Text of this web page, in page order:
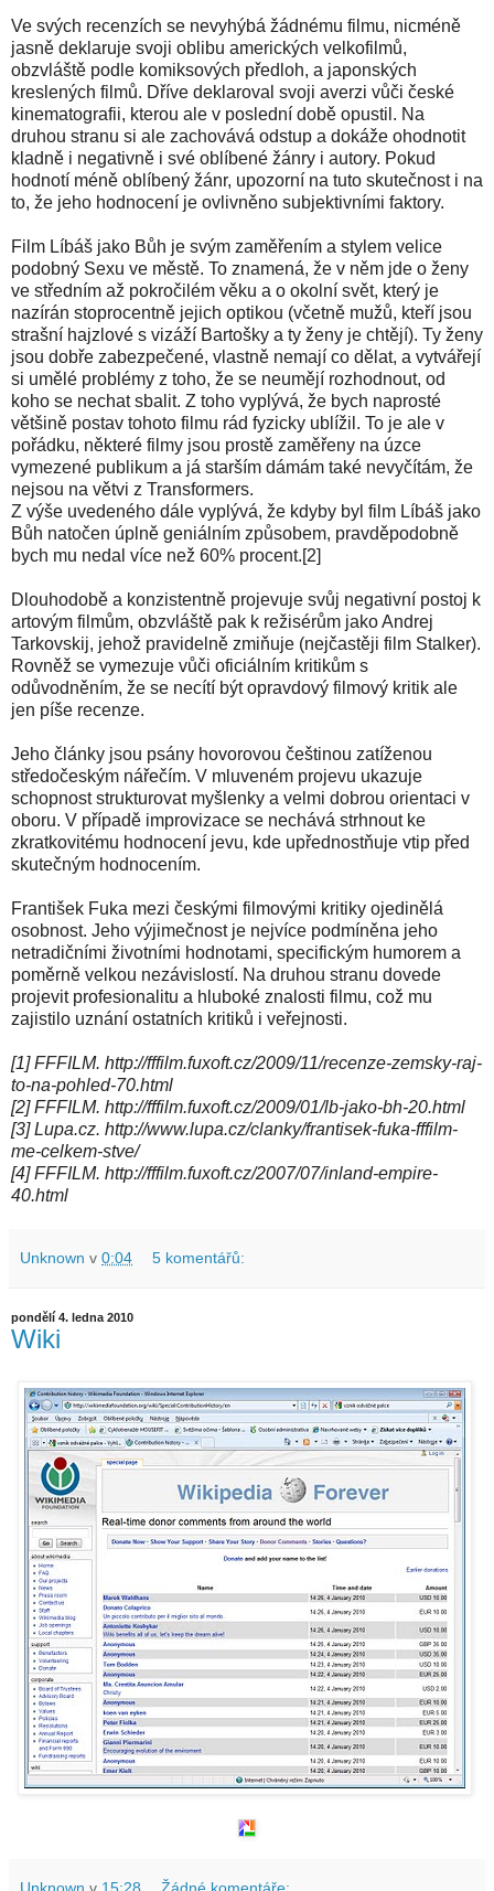
Ve svých recenzích se nevyhýbá žádnému filmu, nicméně
jasně deklaruje svoji oblibu amerických velkofilmů,
obzvláště podle komiksových předloh, a japonských
kreslených filmů. Dříve deklaroval svoji averzi vůči české
kinematografii, kterou ale v poslední době opustil. Na
druhou stranu si ale zachovává odstup a dokáže ohodnotit
kladně i negativně i své oblíbené žánry i autory. Pokud
hodnotí méně oblíbený žánr, upozorní na tuto skutečnost i na
to, že jeho hodnocení je ovlivněno subjektivními faktory.
Film Líbáš jako Bůh je svým zaměřením a stylem velice
podobný Sexu ve městě. To znamená, že v něm jde o ženy
ve středním až pokročilém věku a o okolní svět, který je
nazírán stoprocentně jejich optikou (včetně mužů, kteří jsou
strašní hajzlové s vizáží Bartošky a ty ženy je chtějí). Ty ženy
jsou dobře zabezpečené, vlastně nemají co dělat, a vytvářejí
si umělé problémy z toho, že se neumějí rozhodnout, od
koho se nechat sbalit. Z toho vyplývá, že bych naprosté
většině postav tohoto filmu rád fyzicky ublížil. To je ale v
pořádku, některé filmy jsou prostě zaměřeny na úzce
vymezené publikum a já starším dámám také nevyčítám, že
nejsou na větvi z Transformers.
Z výše uvedeného dále vyplývá, že kdyby byl film Líbáš jako
Bůh natočen úplně geniálním způsobem, pravděpodobně
bych mu nedal více než 60% procent.[2]
Dlouhodobě a konzistentně projevuje svůj negativní postoj k
artovým filmům, obzvláště pak k režisérům jako Andrej
Tarkovskij, jehož pravidelně zmiňuje (nejčastěji film Stalker).
Rovněž se vymezuje vůči oficiálním kritikům s
odůvodněním, že se necítí být opravdový filmový kritik ale
jen píše recenze.
Jeho články jsou psány hovorovou češtinou zatíženou
středočeským nářečím. V mluveném projevu ukazuje
schopnost strukturovat myšlenky a velmi dobrou orientaci v
oboru. V případě improvizace se nechává strhnout ke
zkratkovitému hodnocení jevu, kde upřednostňuje vtip před
skutečným hodnocením.
František Fuka mezi českými filmovými kritiky ojedinělá
osobnost. Jeho výjimečnost je nejvíce podmíněna jeho
netradičními životními hodnotami, specifickým humorem a
poměrně velkou nezávislostí. Na druhou stranu dovede
projevit profesionalitu a hluboké znalosti filmu, což mu
zajistilo uznání ostatních kritiků i veřejnosti.
[1] FFFILM. http://fffilm.fuxoft.cz/2009/11/recenze-zemsky-raj-
to-na-pohled-70.html
[2] FFFILM. http://fffilm.fuxoft.cz/2009/01/lb-jako-bh-20.html
[3] Lupa.cz. http://www.lupa.cz/clanky/frantisek-fuka-fffilm-
me-celkem-stve/
[4] FFFILM. http://fffilm.fuxoft.cz/2007/07/inland-empire-
40.html
Unknown v 0:04 5 komentářů:
pondělí 4. ledna 2010
Wiki
Unknown v 15:28 Žádné komentáře: